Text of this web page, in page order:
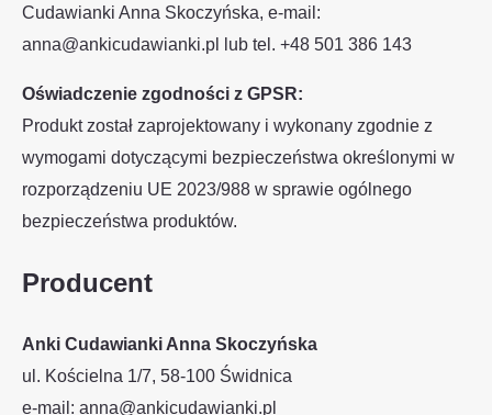
Cudawianki Anna Skoczyńska, e-mail:
anna@ankicudawianki.pl lub tel. +48 501 386 143
Oświadczenie zgodności z GPSR:
Produkt został zaprojektowany i wykonany zgodnie z
wymogami dotyczącymi bezpieczeństwa określonymi w
rozporządzeniu UE 2023/988 w sprawie ogólnego
bezpieczeństwa produktów.
Producent
Anki Cudawianki Anna Skoczyńska
ul. Kościelna 1/7, 58-100 Świdnica
e-mail: anna@ankicudawianki.pl